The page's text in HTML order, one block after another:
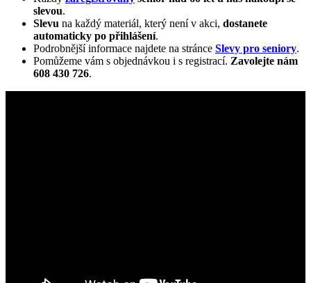
slevou.
Slevu na každý materiál, který není v akci, dostanete
automaticky po přihlášení.
Podrobnější informace najdete na stránce Slevy pro seniory.
Pomůžeme vám s objednávkou i s registrací. Zavolejte nám
608 430 726.